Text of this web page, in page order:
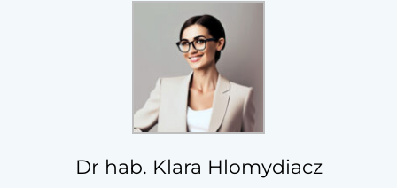
Dr hab. Klara Hlomydiacz